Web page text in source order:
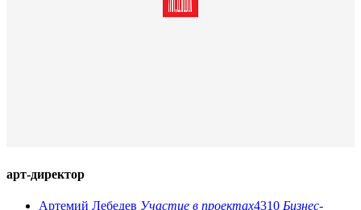
арт-директор
Артемий Лебедев Участие в проектах4310 Бизнес-